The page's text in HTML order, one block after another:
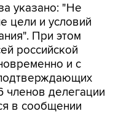
указано: "Не
цели и условий
При этом
российской
и с
членов делегации
в сообщении